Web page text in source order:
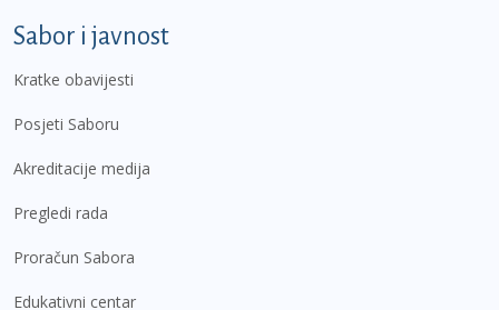
Sabor i javnost
Kratke obavijesti
Posjeti Saboru
Akreditacije medija
Pregledi rada
Proračun Sabora
Edukativni centar